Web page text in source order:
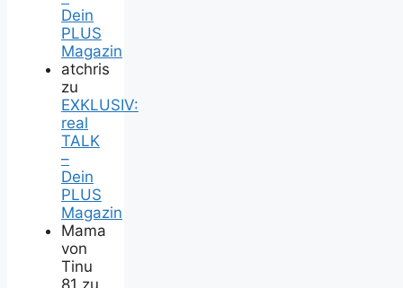
Dein
PLUS
Magazin
atchris
zu
EXKLUSIV:
real
TALK
–
Dein
PLUS
Magazin
Mama
von
Tinu
81 zu